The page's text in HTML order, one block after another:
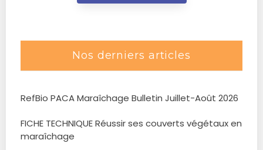
Nos derniers articles
RefBio PACA Maraîchage Bulletin Juillet-Août 2026
FICHE TECHNIQUE Réussir ses couverts végétaux en
maraîchage